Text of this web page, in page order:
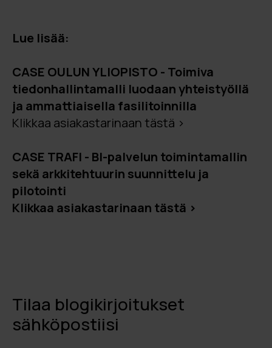
Lue lisää:
CASE OULUN YLIOPISTO - Toimiva
tiedonhallintamalli luodaan yhteistyöllä
ja ammattiaisella fasilitoinnilla
Klikkaa asiakastarinaan tästä >
CASE TRAFI - BI-palvelun toimintamallin
sekä arkkitehtuurin suunnittelu ja
pilotointi
Klikkaa asiakastarinaan tästä >
Tilaa blogikirjoitukset
sähköpostiisi